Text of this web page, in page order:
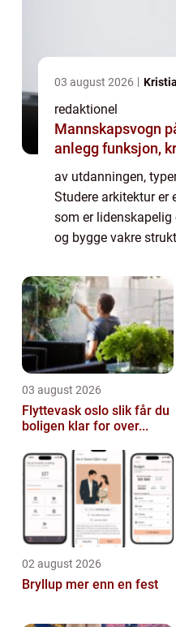
03 august 2026
redaktionel
Mannskapsvogn
anlegg
av utdanningen,
Studere arkitektur er
som er
og bygge vakre
kombinerer
03 august 2026
Flyttevask oslo slik får du
boligen klar for over...
02 august 2026
Bryllup mer enn en fest